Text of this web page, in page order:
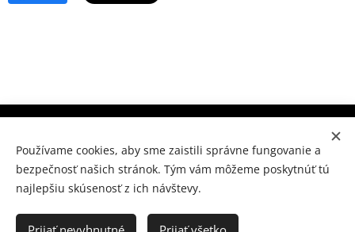
01
www.skpo.sk
Cookies
Slovenčina
Українська
Používame cookies, aby sme zaistili správne fungovanie a
bezpečnosť našich stránok. Tým vám môžeme poskytnúť tú
najlepšiu skúsenosť z ich návštevy.